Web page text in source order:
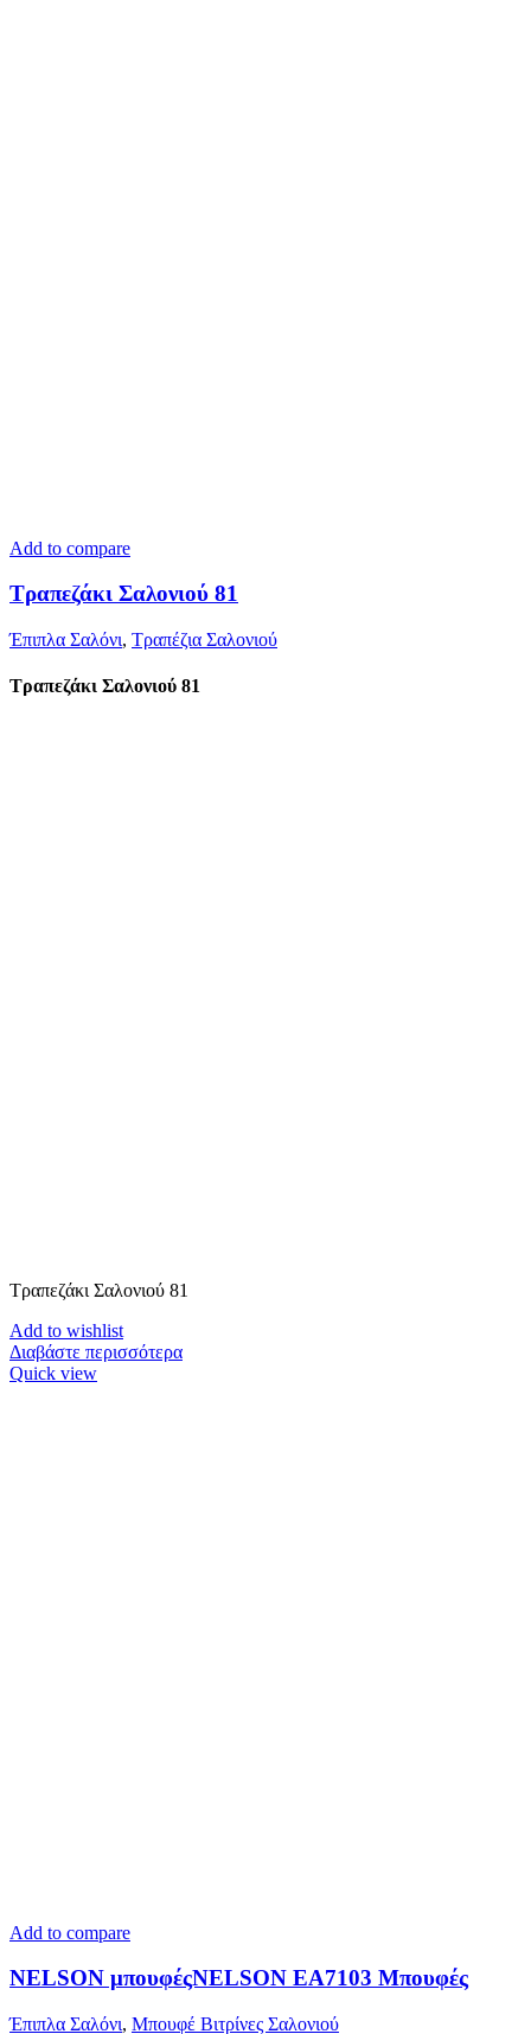
Add to compare
Τραπεζάκι Σαλονιού 81
Έπιπλα Σαλόνι, Τραπέζια Σαλονιού
Τραπεζάκι Σαλονιού 81
Τραπεζάκι Σαλονιού 81
Add to wishlist
Διαβάστε περισσότερα
Quick view
Add to compare
NELSON μπουφέςNELSON ΕΑ7103 Μπουφές
Έπιπλα Σαλόνι, Μπουφέ Βιτρίνες Σαλονιού